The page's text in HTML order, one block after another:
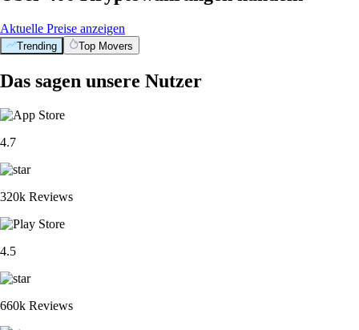
Aktuelle Preise anzeigen
Trending Top Movers
Das sagen unsere Nutzer
4.7
320k Reviews
4.5
660k Reviews